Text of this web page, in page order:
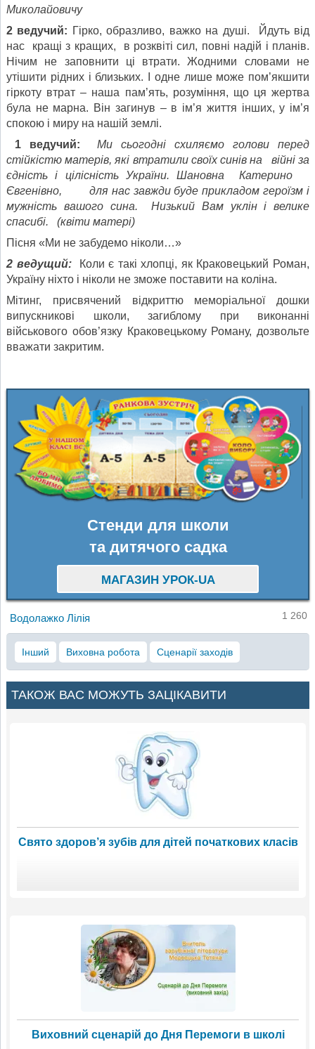
Миколайовичу
2 ведучий: Гірко, образливо, важко на душі. Йдуть від
нас кращі з кращих, в розквіті сил, повні надій і планів.
Нічим не заповнити ці втрати. Жодними словами не
утішити рідних і близьких. І одне лише може пом’якшити
гіркоту втрат – наша пам’ять, розуміння, що ця жертва
була не марна. Він загинув – в ім’я життя інших, у ім’я
спокою і миру на нашій землі.
1 ведучий:
Ми сьогодні схиляємо голови перед
стійкістю матерів, які втратили своїх синів на війні за
єдність і цілісність України. Шановна Катерино
Євгенівно, для нас завжди буде прикладом героїзм і
мужність вашого сина. Низький Вам уклін і велике
спасибі. (квіти матері)
Пісня «Ми не забудемо ніколи…»
2 ведущий:
Коли є такі хлопці, як Краковецький Роман,
Україну ніхто і ніколи не зможе поставити на коліна.
Мітинг, присвячений відкриттю меморіальної дошки
випускникові школи, загиблому при виконанні
військового обов’язку Краковецькому Роману, дозвольте
вважати закритим.
Стенди для школи
та дитячого садка
МАГАЗИН УРОК-UA
Водолажко Лілія 1 260
Інший Виховна робота Сценарії заходів
ТАКОЖ ВАС МОЖУТЬ ЗАЦІКАВИТИ
Свято здоров’я зубів для дітей початкових класів
Виховний сценарій до Дня Перемоги в школі